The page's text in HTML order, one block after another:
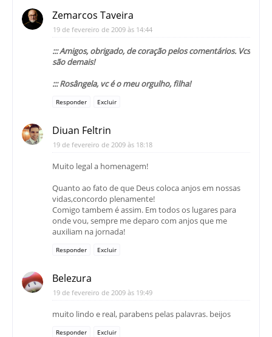
Zemarcos Taveira
19 de fevereiro de 2009 às 14:44
::: Amigos, obrigado, de coração pelos comentários. Vcs
são demais!
::: Rosângela, vc é o meu orgulho, filha!
Responder Excluir
Diuan Feltrin
19 de fevereiro de 2009 às 18:18
Muito legal a homenagem!
Quanto ao fato de que Deus coloca anjos em nossas
vidas,concordo plenamente!
Comigo tambem é assim. Em todos os lugares para
onde vou, sempre me deparo com anjos que me
auxiliam na jornada!
Responder Excluir
Belezura
19 de fevereiro de 2009 às 19:49
muito lindo e real, parabens pelas palavras. beijos
Responder Excluir